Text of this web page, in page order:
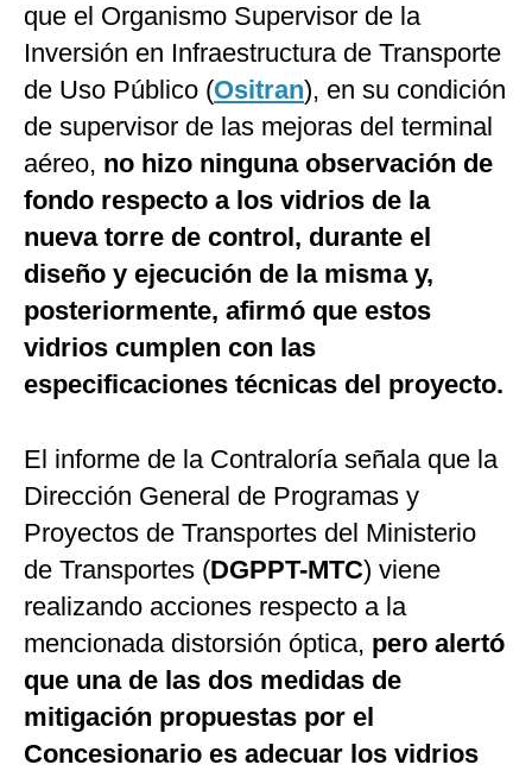
que el Organismo Supervisor de la
Inversión en Infraestructura de Transporte
de Uso Público (Ositran), en su condición
de supervisor de las mejoras del terminal
aéreo, no hizo ninguna observación de
fondo respecto a los vidrios de la
nueva torre de control, durante el
diseño y ejecución de la misma y,
posteriormente, afirmó que estos
vidrios cumplen con las
especificaciones técnicas del proyecto.
El informe de la Contraloría señala que la
Dirección General de Programas y
Proyectos de Transportes del Ministerio
de Transportes (DGPPT-MTC) viene
realizando acciones respecto a la
mencionada distorsión óptica, pero alertó
que una de las dos medidas de
mitigación propuestas por el
Concesionario es adecuar los vidrios